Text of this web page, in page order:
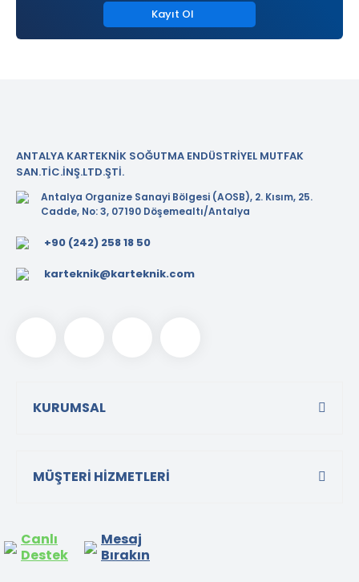
Kayıt Ol
ANTALYA KARTEKNİK SOĞUTMA ENDÜSTRİYEL MUTFAK
SAN.TİC.İNŞ.LTD.ŞTİ.
Antalya Organize Sanayi Bölgesi (AOSB), 2. Kısım, 25.
Cadde, No: 3, 07190 Döşemealtı/Antalya
+90 (242) 258 18 50
karteknik@karteknik.com
KURUMSAL
MÜŞTERİ HİZMETLERİ
Canlı
Destek
Mesaj
Bırakın